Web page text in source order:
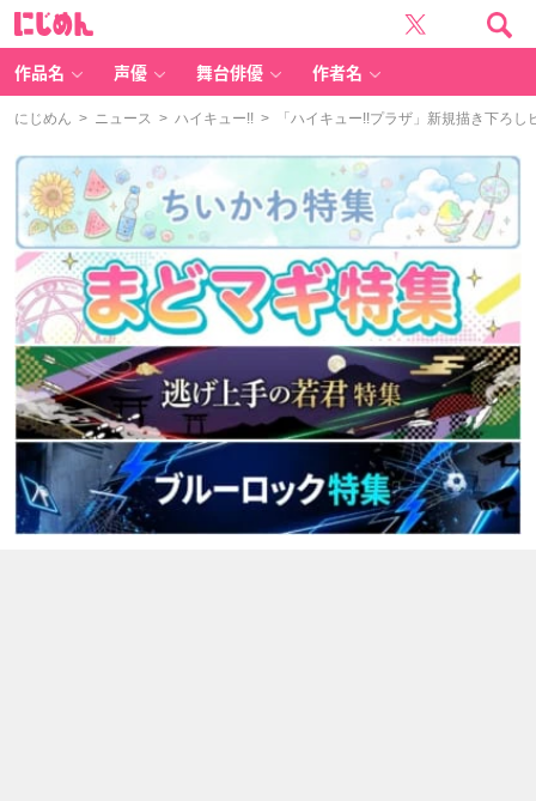
作品名 声優 舞台俳優 作者名
にじめん > ニュース > ハイキュー!! > 「ハイキュー!!プラザ」新規描き下ろ